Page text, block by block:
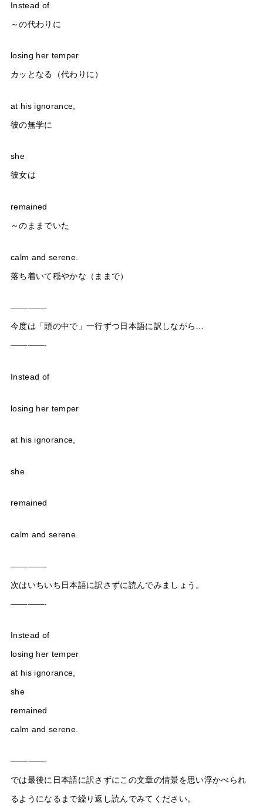
Instead of
～の代わりに
losing her temper
カッとなる（代わりに）
at his ignorance,
彼の無学に
she
彼女は
remained
～のままでいた
calm and serene.
落ち着いて穏やかな（ままで）
————-
今度は「頭の中で」一行ずつ日本語に訳しながら…
————-
Instead of
losing her temper
at his ignorance,
she
remained
calm and serene.
————-
次はいちいち日本語に訳さずに読んでみましょう。
————-
Instead of
losing her temper
at his ignorance,
she
remained
calm and serene.
————-
では最後に日本語に訳さずにこの文章の情景を思い浮かべられ
るようになるまで繰り返し読んでみてください。